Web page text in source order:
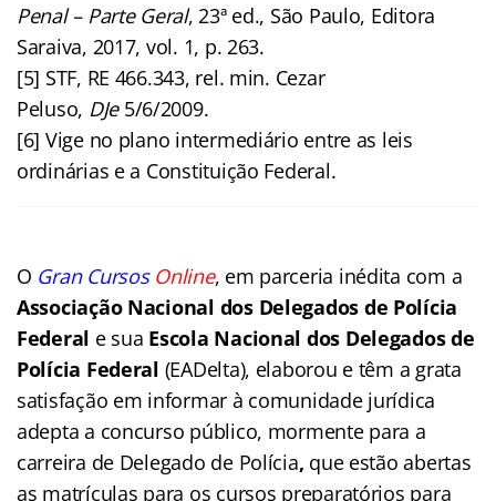
Penal – Parte Geral, 23ª ed., São Paulo, Editora
Saraiva, 2017, vol. 1, p. 263.
[5] STF, RE 466.343, rel. min. Cezar
Peluso, DJe5/6/2009.
[6] Vige no plano intermediário entre as leis
ordinárias e a Constituição Federal.
O Gran Cursos Online, em parceria inédita com a
Associação Nacional dos Delegados de Polícia
Federal e sua Escola Nacional dos Delegados de
Polícia Federal (EADelta), elaborou e têm a grata
satisfação em informar à comunidade jurídica
adepta a concurso público, mormente para a
carreira de Delegado de Polícia, que estão abertas
as matrículas para os cursos preparatórios para